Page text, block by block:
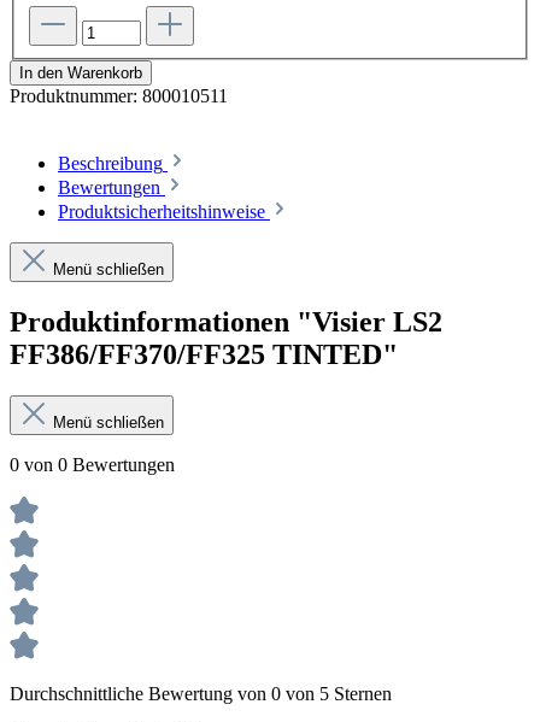
In den Warenkorb
Produktnummer: 800010511
Beschreibung
Bewertungen
Produktsicherheitshinweise
Menü schließen
Produktinformationen "Visier LS2
FF386/FF370/FF325 TINTED"
Menü schließen
0 von 0 Bewertungen
Durchschnittliche Bewertung von 0 von 5 Sternen